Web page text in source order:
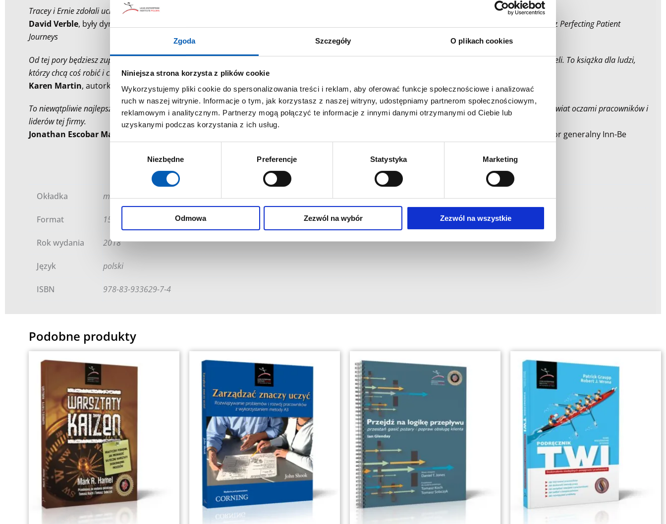
Zgoda Szczegóły O plikach cookies
Niniejsza strona korzysta z plików cookie
Wykorzystujemy pliki cookie do spersonalizowania treści i reklam, aby oferować funkcje społecznościowe i analizować
ruch w naszej witrynie. Informacje o tym, jak korzystasz z naszej witryny, udostępniamy partnerom społecznościowym,
reklamowym i analitycznym. Partnerzy mogą połączyć te informacje z innymi danymi otrzymanymi od Ciebie lub
uzyskanymi podczas korzystania z ich usług.
Niezbędne Preferencje Statystyka Marketing
Odmowa Zezwól na wybór Zezwól na wszystkie
Tracey i Ernie zdołali uchwycić najważniejsze części tego, czego wszyscy uczyliśmy się w Toyocie.
David Verble, były dyrektor ds. HR na Amerykę Północną, partner w Lean Transformations Group oraz współautor książek oraz Perfecting Patient
Journeys
Od tej pory będziesz zupełnie inaczej patrzył na proces uczenia się, przywództwo i osiąganie sukcesów. Co ważne, to nie jest książka dla filozofów i myślicieli. To książka dla ludzi,
którzy chcą coś robić i chcą robić to dobrze.
Karen Martin, autorka książekThe Outstanding OrganizationorazClarity First
To niewątpliwie najlepsza książka traktująca o Lean Management, jaką kiedykolwiek czytałem. Pozwala wszystkim zanurzyć się w świat Toyoty, zobaczyć świat oczami pracowników i
liderów tej firmy.
Jonathan Escobar Marin
, dyrektor ds. Lean Management w HARTMANN GROUP, partner w HPO Global Alliance oraz współzałożyciel i dyrektor generalny Inn-Be
Okładka miękka
Format 15 x 23 cm
Rok wydania 2018
Język polski
ISBN 978-83-933629-7-4
Podobne produkty